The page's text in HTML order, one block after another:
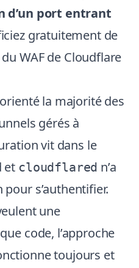
d’un port entrant
gratuitement de
WAF de Cloudflare
la majorité des
gérés à
vit dans le
et cloudflared n’a
pour s’authentifier.
une
code, l’approche
toujours et